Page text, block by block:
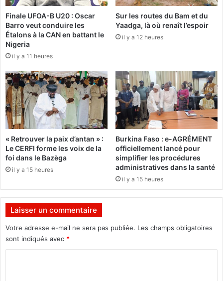
e
c
o
r
n
u
o
m
m
é
P
r
e
m
i
e
i
i
a
r
t
e
n
a
r
e
s
r
é
f
l
é
c
h
s
n
t
Finale UFOA-B U20 : Oscar
Barro veut conduire les
Étalons à la CAN en battant le
Nigeria
il y a 11 heures
Sur les routes du Bam et du
Yaadga, là où renaît l’espoir
il y a 12 heures
« Retrouver la paix d’antan » :
Le CERFI forme les voix de la
foi dans le Bazèga
il y a 15 heures
Burkina Faso : e-AGRÉMENT
officiellement lancé pour
simplifier les procédures
administratives dans la santé
il y a 15 heures
Laisser un commentaire
Votre adresse e-mail ne sera pas publiée. Les champs obligatoires
sont indiqués avec *